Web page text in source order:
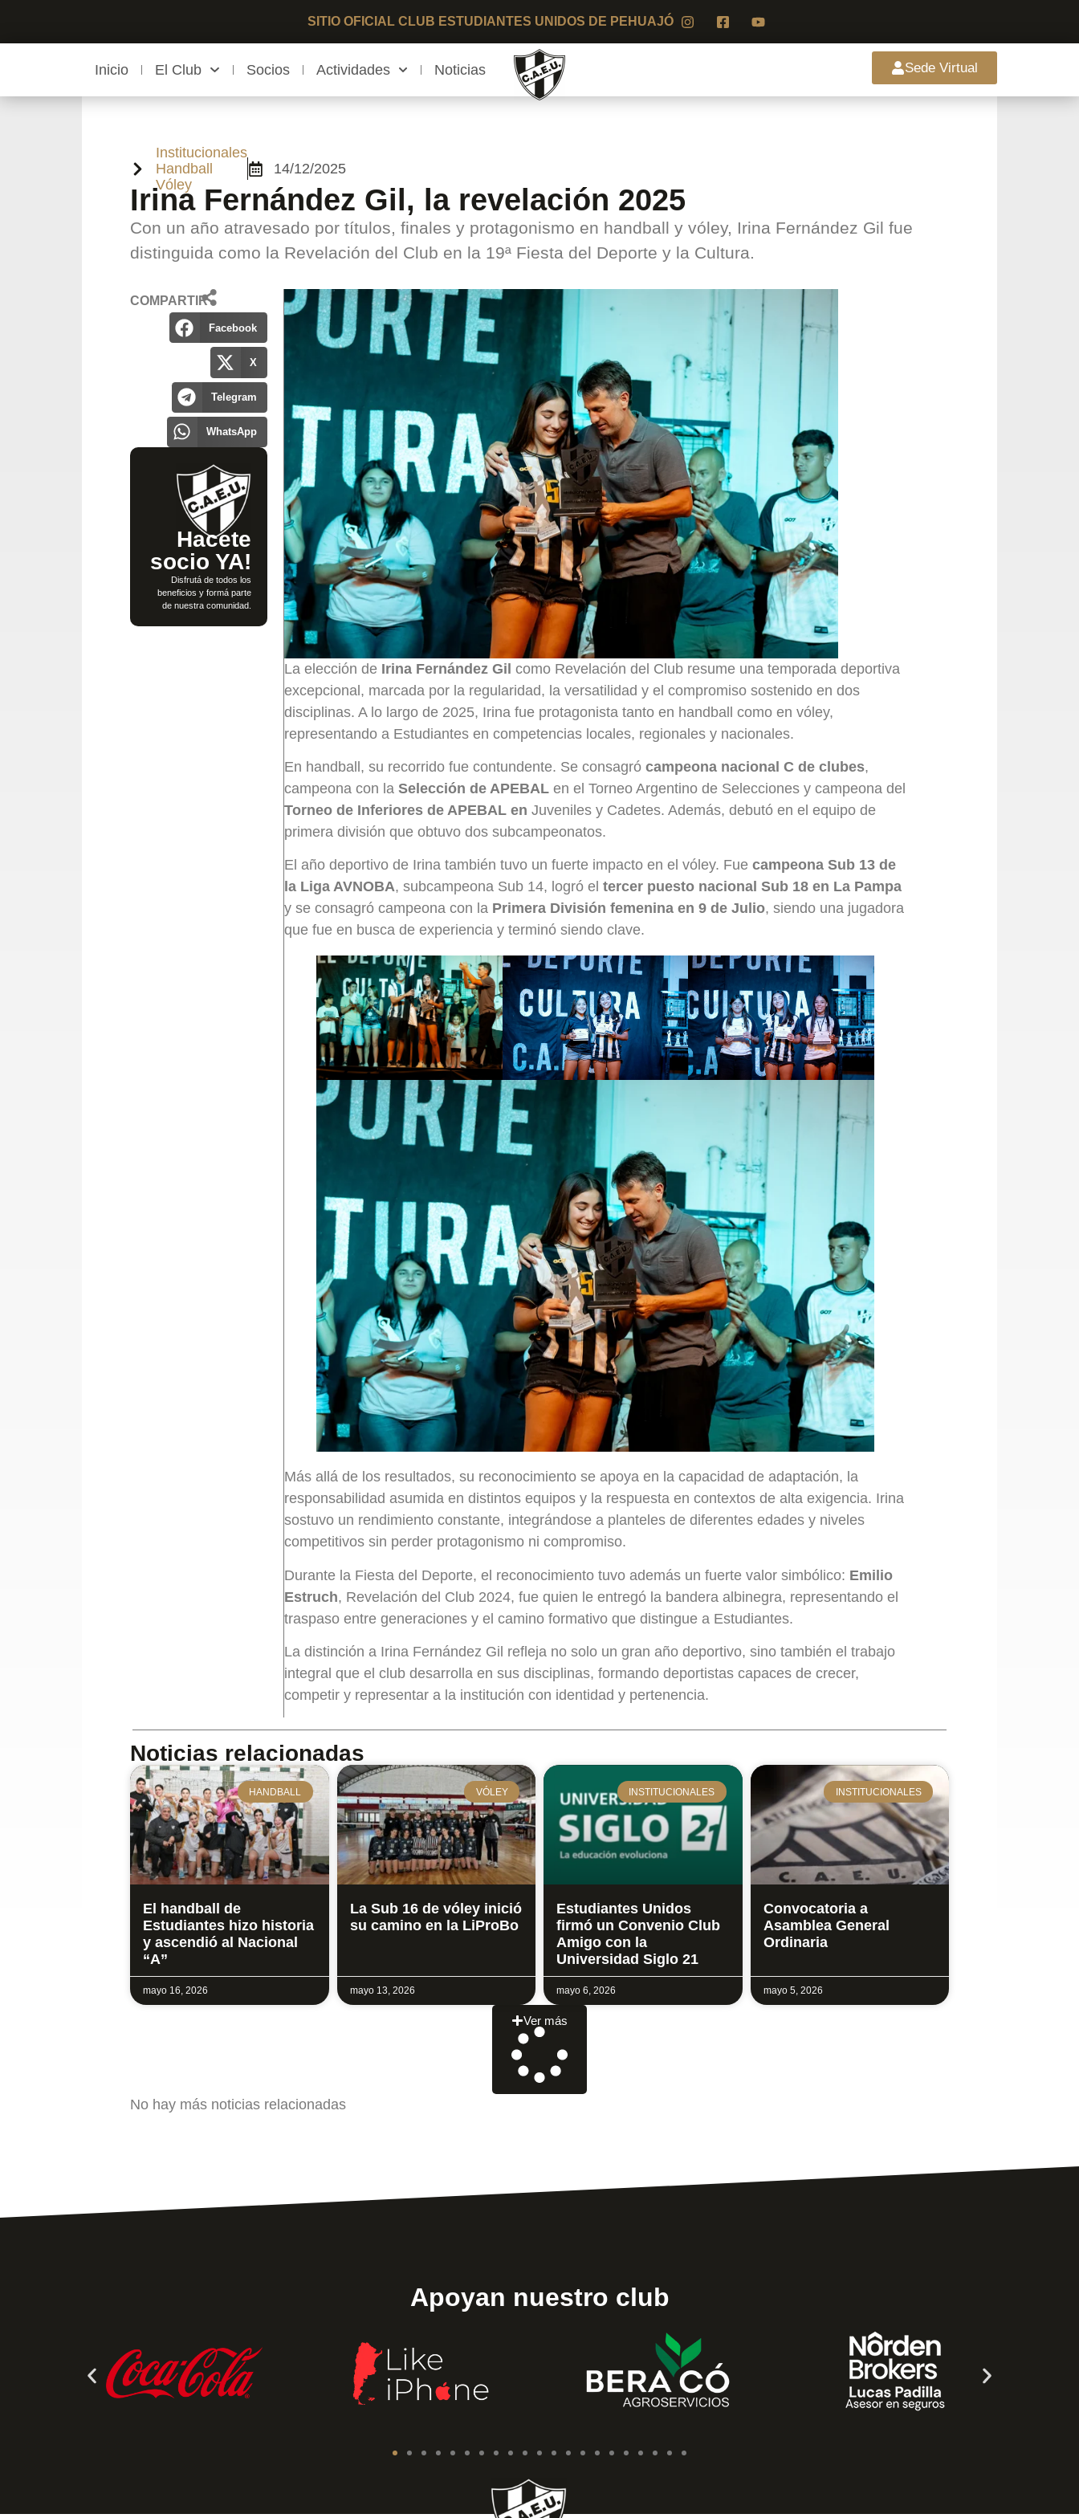
SITIO OFICIAL CLUB ESTUDIANTES UNIDOS DE PEHUAJÓ
Sede Virtual
Inicio El Club Socios Actividades Noticias
Institucionales
Handball
Vóley
14/12/2025
Irina Fernández Gil, la revelación 2025
Con un año atravesado por títulos, finales y protagonismo en handball y vóley, Irina Fernández Gil fue
distinguida como la Revelación del Club en la 19ª Fiesta del Deporte y la Cultura.
COMPARTIR
Facebook
X
Telegram
WhatsApp
Hacete
socio YA!
Disfrutá de todos los
beneficios y formá parte
de nuestra comunidad.
La elección de Irina Fernández Gil como Revelación del Club resume una temporada deportiva
excepcional, marcada por la regularidad, la versatilidad y el compromiso sostenido en dos
disciplinas. A lo largo de 2025, Irina fue protagonista tanto en handball como en vóley,
representando a Estudiantes en competencias locales, regionales y nacionales.
En handball, su recorrido fue contundente. Se consagró campeona nacional C de clubes,
campeona con la Selección de APEBALen el Torneo Argentino de Selecciones y campeona del
Torneo de Inferiores de APEBAL en Juveniles y Cadetes. Además, debutó en el equipo de
primera división que obtuvo dos subcampeonatos.
El año deportivo de Irina también tuvo un fuerte impacto en el vóley. Fue campeona Sub 13 de
la Liga AVNOBA, subcampeona Sub 14, logró el tercer puesto nacional Sub 18 en La Pampa
y se consagró campeona con la Primera División femenina en 9 de Julio, siendo una jugadora
que fue en busca de experiencia y terminó siendo clave.
Más allá de los resultados, su reconocimiento se apoya en la capacidad de adaptación, la
responsabilidad asumida en distintos equipos y la respuesta en contextos de alta exigencia. Irina
sostuvo un rendimiento constante, integrándose a planteles de diferentes edades y niveles
competitivos sin perder protagonismo ni compromiso.
Durante la Fiesta del Deporte, el reconocimiento tuvo además un fuerte valor simbólico: Emilio
Estruch, Revelación del Club 2024, fue quien le entregó la bandera albinegra, representando el
traspaso entre generaciones y el camino formativo que distingue a Estudiantes.
La distinción a Irina Fernández Gil refleja no solo un gran año deportivo, sino también el trabajo
integral que el club desarrolla en sus disciplinas, formando deportistas capaces de crecer,
competir y representar a la institución con identidad y pertenencia.
Noticias relacionadas
HANDBALL
El handball de
Estudiantes hizo historia
y ascendió al Nacional
“A”
mayo 16, 2026
VÓLEY
La Sub 16 de vóley inició
su camino en la LiProBo
mayo 13, 2026
INSTITUCIONALES
Estudiantes Unidos
firmó un Convenio Club
Amigo con la
Universidad Siglo 21
mayo 6, 2026
INSTITUCIONALES
Convocatoria a
Asamblea General
Ordinaria
mayo 5, 2026
Ver más
No hay más noticias relacionadas
Apoyan nuestro club